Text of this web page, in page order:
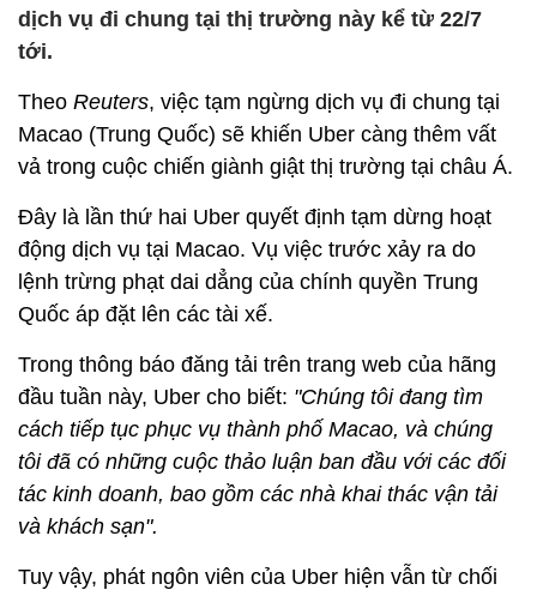
dịch vụ đi chung tại thị trường này kể từ 22/7
tới.
Theo Reuters, việc tạm ngừng dịch vụ đi chung tại
Macao (Trung Quốc) sẽ khiến Uber càng thêm vất
vả trong cuộc chiến giành giật thị trường tại châu Á.
Đây là lần thứ hai Uber quyết định tạm dừng hoạt
động dịch vụ tại Macao. Vụ việc trước xảy ra do
lệnh trừng phạt dai dẳng của chính quyền Trung
Quốc áp đặt lên các tài xế.
Trong thông báo đăng tải trên trang web của hãng
đầu tuần này, Uber cho biết: "Chúng tôi đang tìm
cách tiếp tục phục vụ thành phố Macao, và chúng
tôi đã có những cuộc thảo luận ban đầu với các đối
tác kinh doanh, bao gồm các nhà khai thác vận tải
và khách sạn".
Tuy vậy, phát ngôn viên của Uber hiện vẫn từ chối